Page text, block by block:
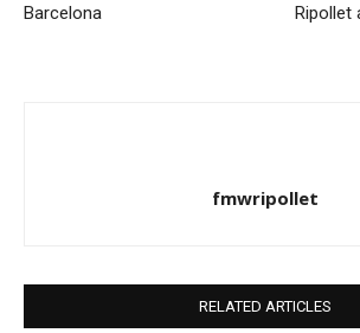
Barcelona
Ripollet
fmwripollet
RELATED ARTICLES